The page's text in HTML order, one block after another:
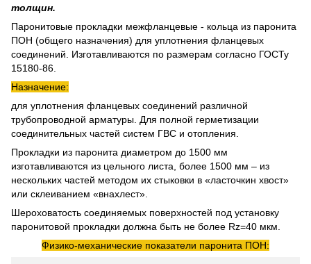
толщин.
Паронитовые прокладки межфланцевые - кольца из паронита
ПОН (общего назначения) для уплотнения фланцевых
соединений. Изготавливаются по размерам согласно ГОСТу
15180-86.
Назначение:
для уплотнения фланцевых соединений различной
трубопроводной арматуры. Для полной герметизации
соединительных частей систем ГВС и отопления.
Прокладки из паронита диаметром до 1500 мм
изготавливаются из цельного листа, более 1500 мм – из
нескольких частей методом их стыковки в «ласточкин хвост»
или склеиванием «внахлест».
Шероховатость соединяемых поверхностей под установку
паронитовой прокладки должна быть не более Rz=40 мкм.
Физико-механические показатели паронита ПОН: